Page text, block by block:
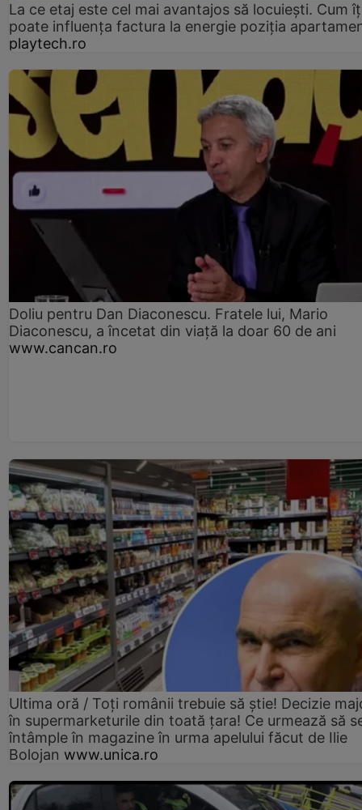
La ce etaj este cel mai avantajos să locuiești. Cum
poate influența factura la energie poziția
playtech.ro
Doliu pentru Dan Diaconescu. Fratele lui, Mario
Diaconescu, a încetat din viață la doar 60 de ani
www.cancan.ro
Ultima oră / Toți românii trebuie să știe! Decizie
în supermarketurile din toată țara! Ce urmează să
întâmple în magazine în urma apelului făcut de Ilie
Bolojan www.unica.ro